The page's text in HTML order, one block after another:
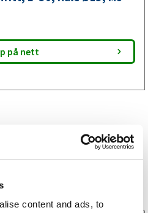
content and ads, to
på nett